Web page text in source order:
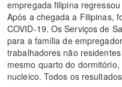
empregada filipina
Após a chegada a Filipinas,
COVID-19. Os Serviços de
para a família de
trabalhadores não
mesmo quarto do
nucleico. Todos os